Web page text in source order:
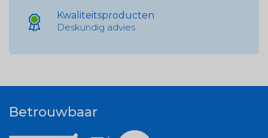
Kwaliteitsproducten
Deskundig advies
Betrouwbaar